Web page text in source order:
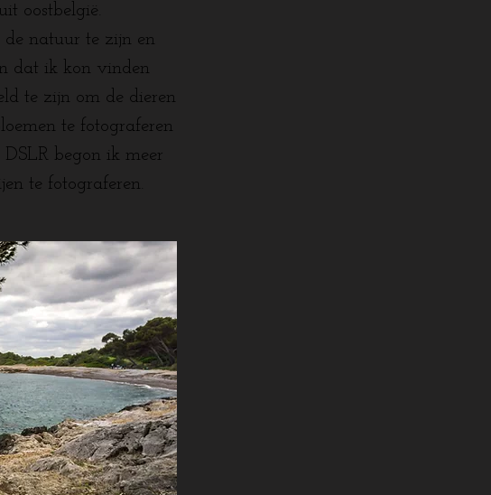
oostbelgië.
de natuur te zijn en
dat ik kon vinden
te zijn om de dieren
te fotograferen
begon ik meer
te fotograferen.